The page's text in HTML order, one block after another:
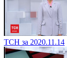
ТСН за 2020.11.14